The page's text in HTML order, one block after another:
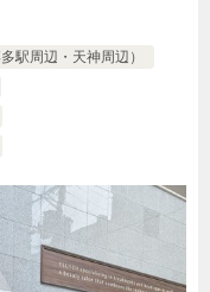
駅周辺・天神周辺）